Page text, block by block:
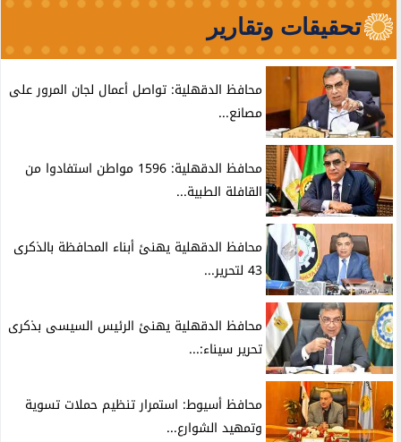
تحقيقات وتقارير
محافظ الدقهلية: تواصل أعمال لجان المرور على
مصانع...
محافظ الدقهلية: 1596 مواطن استفادوا من
القافلة الطبية...
محافظ الدقهلية يهنئ أبناء المحافظة بالذكرى
43 لتحرير...
محافظ الدقهلية يهنئ الرئيس السيسى بذكرى
تحرير سيناء:...
محافظ أسيوط: استمرار تنظيم حملات تسوية
وتمهيد الشوارع...